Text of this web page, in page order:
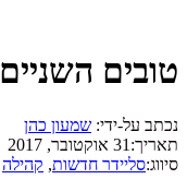
טובים השניים
נכתב על-ידי: שמעון כהן
תאריך: 31 אוקטובר, 2017
סיווג:סליידר חדשות, קהילה